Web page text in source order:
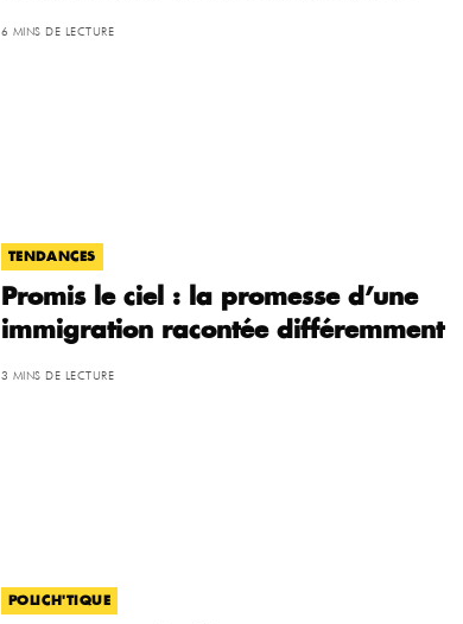
6 MINS DE LECTURE
TENDANCES
Promis le ciel : la promesse d’une
immigration racontée différemment
3 MINS DE LECTURE
POLICH'TIQUE